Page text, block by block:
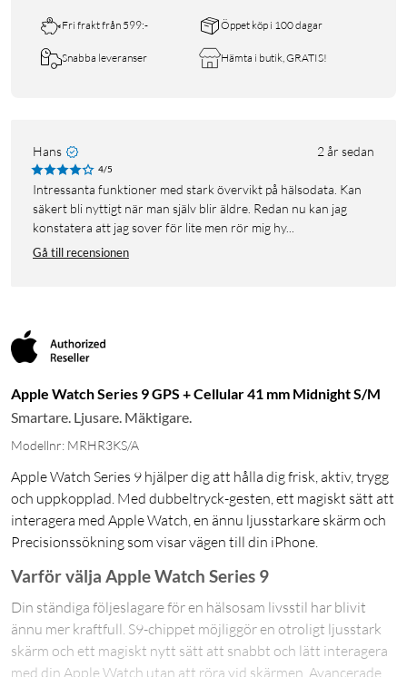
Fri frakt från 599:- Öppet köp i 100 dagar
Snabba leveranser Hämta i butik, GRATIS!
Hans 2 år sedan
4/5
Intressanta funktioner med stark övervikt på hälsodata. Kan
säkert bli nyttigt när man själv blir äldre. Redan nu kan jag
konstatera att jag sover för lite men rör mig hy...
Gå till recensionen
Apple Watch Series 9 GPS + Cellular 41 mm Midnight S/M
Smartare. Ljusare. Mäktigare.
Modellnr: MRHR3KS/A
Apple Watch Series 9 hjälper dig att hålla dig frisk, aktiv, trygg
och uppkopplad. Med dubbeltryck-gesten, ett magiskt sätt att
interagera med Apple Watch, en ännu ljusstarkare skärm och
Precisionssökning som visar vägen till din iPhone.
Varför välja Apple Watch Series 9
Din ständiga följeslagare för en hälsosam livsstil har blivit
ännu mer kraftfull. S9-chippet möjliggör en otroligt ljusstark
skärm och ett magiskt nytt sätt att snabbt och lätt interagera
med din Apple Watch utan att röra vid skärmen. Avancerade